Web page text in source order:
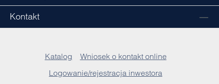
Kontakt
Katalog
Wniosek o kontakt online
Logowanie/rejestracja inwestora